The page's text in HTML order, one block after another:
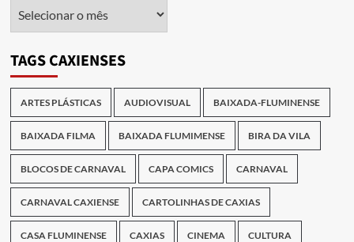
TAGS CAXIENSES
ARTES PLÁSTICAS AUDIOVISUAL BAIXADA-FLUMINENSE
BAIXADA FILMA BAIXADA FLUMIMENSE BIRA DA VILA
BLOCOS DE CARNAVAL CAPA COMICS CARNAVAL
CARNAVAL CAXIENSE CARTOLINHAS DE CAXIAS
CASA FLUMINENSE CAXIAS CINEMA CULTURA